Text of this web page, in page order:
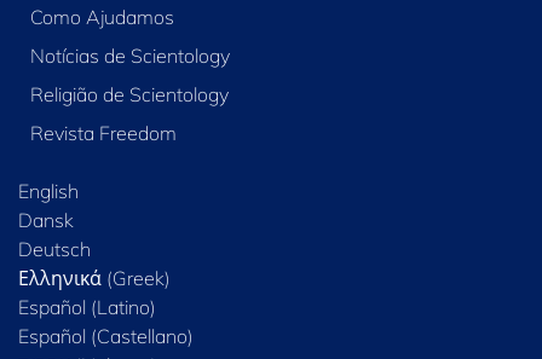
Como Ajudamos
Notícias de Scientology
Religião de Scientology
Revista Freedom
English
Dansk
Deutsch
Ελληνικά (Greek)
Español (Latino)
Español (Castellano)